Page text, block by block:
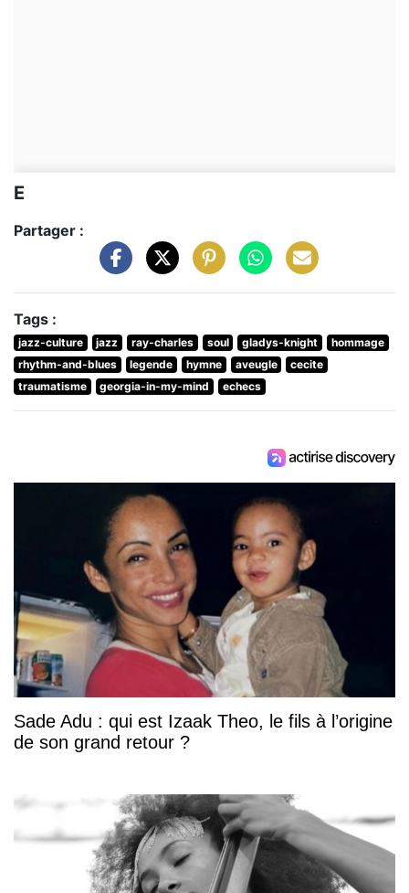
E
Partager :
Tags :
jazz-culture jazz ray-charles soul gladys-knight
hommage
rhythm-and-blues
legende hymne aveugle
cecite
traumatisme
georgia-in-my-mind echecs
Sade Adu : qui est Izaak Theo, le fils à l’origine
de son grand retour ?